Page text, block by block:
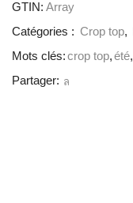
GTIN: Array
Catégories : Crop top,
Mots clés:crop top,été,
Partager: